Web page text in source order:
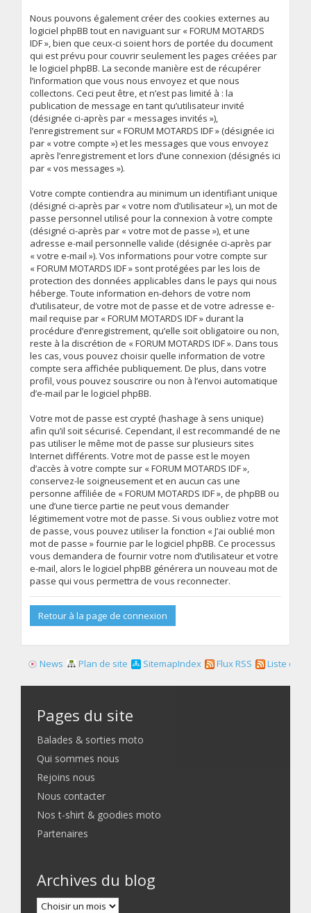
Nous pouvons également créer des cookies externes au
logiciel phpBB tout en naviguant sur « FORUM MOTARDS
IDF », bien que ceux-ci soient hors de portée du document
qui est prévu pour couvrir seulement les pages créées par
le logiciel phpBB. La seconde manière est de récupérer
l’information que vous nous envoyez et que nous
collectons. Ceci peut être, et n’est pas limité à : la
publication de message en tant qu’utilisateur invité
(désignée ci-après par « messages invités »),
l’enregistrement sur « FORUM MOTARDS IDF » (désignée ici
par « votre compte ») et les messages que vous envoyez
après l’enregistrement et lors d’une connexion (désignés ici
par « vos messages »).
Votre compte contiendra au minimum un identifiant unique
(désigné ci-après par « votre nom d’utilisateur »), un mot de
passe personnel utilisé pour la connexion à votre compte
(désigné ci-après par « votre mot de passe »), et une
adresse e-mail personnelle valide (désignée ci-après par
« votre e-mail »). Vos informations pour votre compte sur
« FORUM MOTARDS IDF » sont protégées par les lois de
protection des données applicables dans le pays qui nous
héberge. Toute information en-dehors de votre nom
d’utilisateur, de votre mot de passe et de votre adresse e-
mail requise par « FORUM MOTARDS IDF » durant la
procédure d’enregistrement, qu’elle soit obligatoire ou non,
reste à la discrétion de « FORUM MOTARDS IDF ». Dans tous
les cas, vous pouvez choisir quelle information de votre
compte sera affichée publiquement. De plus, dans votre
profil, vous pouvez souscrire ou non à l’envoi automatique
d’e-mail par le logiciel phpBB.
Votre mot de passe est crypté (hashage à sens unique)
afin qu’il soit sécurisé. Cependant, il est recommandé de ne
pas utiliser le même mot de passe sur plusieurs sites
Internet différents. Votre mot de passe est le moyen
d’accès à votre compte sur « FORUM MOTARDS IDF »,
conservez-le soigneusement et en aucun cas une
personne affiliée de « FORUM MOTARDS IDF », de phpBB ou
une d’une tierce partie ne peut vous demander
légitimement votre mot de passe. Si vous oubliez votre mot
de passe, vous pouvez utiliser la fonction « J’ai oublié mon
mot de passe » fournie par le logiciel phpBB. Ce processus
vous demandera de fournir votre nom d’utilisateur et votre
e-mail, alors le logiciel phpBB générera un nouveau mot de
passe qui vous permettra de vous reconnecter.
Retour à la page de connexion
News Plan de site SitemapIndex Flux RSS Liste des
Pages du site
Balades & sorties moto
Qui sommes nous
Rejoins nous
Nous contacter
Nos t-shirt & goodies moto
Partenaires
Archives du blog